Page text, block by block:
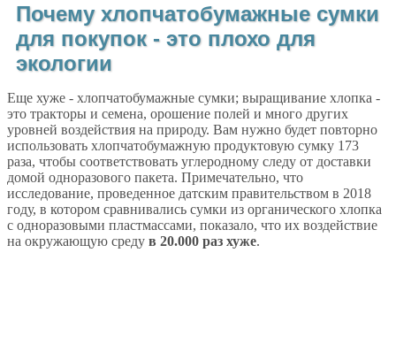
Почему хлопчатобумажные сумки
для покупок - это плохо для
экологии
Еще хуже - хлопчатобумажные сумки; выращивание хлопка -
это тракторы и семена, орошение полей и много других
уровней воздействия на природу. Вам нужно будет повторно
использовать хлопчатобумажную продуктовую сумку 173
раза, чтобы соответствовать углеродному следу от доставки
домой одноразового пакета. Примечательно, что
исследование, проведенное датским правительством в 2018
году, в котором сравнивались сумки из органического хлопка
с одноразовыми пластмассами, показало, что их воздействие
на окружающую среду в 20.000 раз хуже.